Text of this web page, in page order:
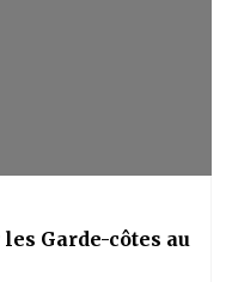
Garde-côtes au